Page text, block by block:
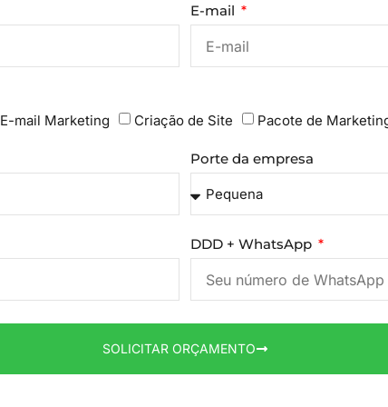
E-mail
E-mail Marketing Criação de Site Pacote de
Porte da empresa
DDD + WhatsApp
SOLICITAR ORÇAMENTO